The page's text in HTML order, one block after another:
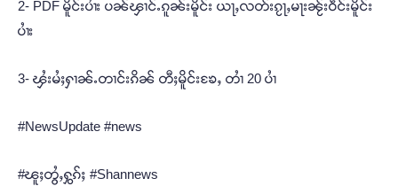
2- PDF မိူင်းပၢႆး ပၼ်ၾၢင်ႉၵူၼ်းမိူင်း ယႃႇလတ်းၵႂႃႇမႃးၼႂ်းဝဵင်းမိူင်း
ပၢႆး
3- ၾႆးမႆႈႁၢၼ်ႉတၢင်းၵိၼ် တီႈမိူင်းၶႄႇ တၢႆ 20 ပၢႆ
#NewsUpdate #news
#ၽူႈတွႆႇႁွၵ်ႈ #Shannews